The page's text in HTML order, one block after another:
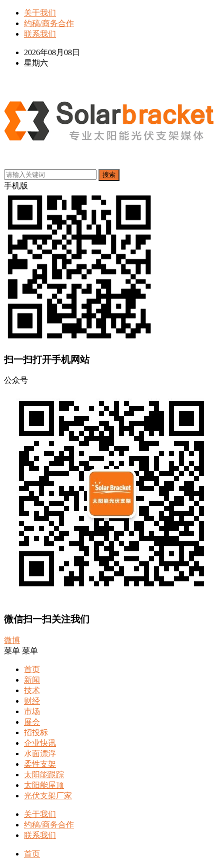
关于我们
约稿/商务合作
联系我们
2026年08月08日
星期六
搜索
手机版
扫一扫打开手机网站
公众号
微信扫一扫关注我们
微博
菜单 菜单
首页
新闻
技术
财经
市场
展会
招投标
企业快讯
水面漂浮
柔性支架
太阳能跟踪
太阳能屋顶
光伏支架厂家
关于我们
约稿/商务合作
联系我们
首页